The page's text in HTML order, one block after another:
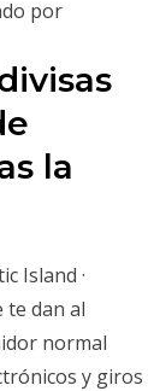
por
la
Island ·
te dan al
normal
y giros